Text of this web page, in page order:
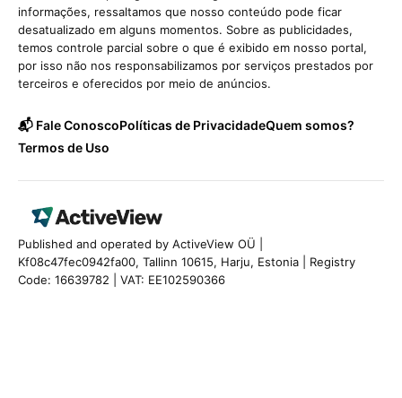
informações, ressaltamos que nosso conteúdo pode ficar
desatualizado em alguns momentos. Sobre as publicidades,
temos controle parcial sobre o que é exibido em nosso portal,
por isso não nos responsabilizamos por serviços prestados por
terceiros e oferecidos por meio de anúncios.
📬 Fale ConoscoPolíticas de PrivacidadeQuem somos?
Termos de Uso
Published and operated by ActiveView OÜ |
Kf08c47fec0942fa00, Tallinn 10615, Harju, Estonia | Registry
Code: 16639782 | VAT: EE102590366